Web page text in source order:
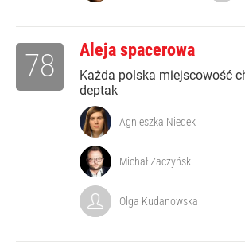
Aleja spacerowa
Każda polska miejscowość
deptak
78
Agnieszka Niedek
Michał Zaczyński
Olga Kudanowska